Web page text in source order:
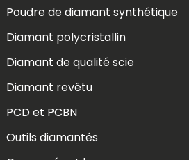
Poudre de diamant synthétique
Diamant polycristallin
Diamant de qualité scie
Diamant revêtu
PCD et PCBN
Outils diamantés